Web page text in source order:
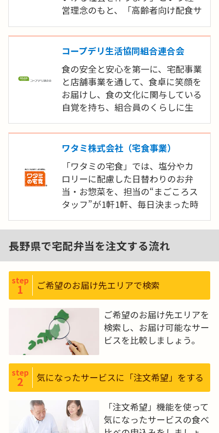
「食楽膳プラス」を販売開始してい
ます。栄養バランスは勿論、ご高齢
の方にとって食べやすい味付け、軟
らかさにこだわった商品です。
営理念のもと、「高齢者向け配食サ
供事業」といった事業を展開してま
いりました。今後も、全国のお客様
尽くしてまいります。
コープデリ生活協同組合連合会
食の安全と安心を第一に、宅配事業
と店舗事業を通して、食卓に笑顔を
お届けし、食の文化に関与している
自覚を持ち、組合員のくらしに生
組合員のくらしや地域社会で生ま
れた課題の解決に向けて、地域の団
認識し、協同して各地域で多彩な取
り組みを推進します。組合員は全世
帯の半数を超えることをめざしま
す。
時代を見据え、先進性を持ち、組
ープとして、誰にも寄り添った生協
となり、地域から“身近に生協があ
って良かった”という“頼られる存
在”をめざします。
私たちの連帯のレベルを高め、全
国の生協や行政・諸団体と連帯・
連携の輪を広げ、くらしに関わる課
題、環境・食料など地球規模・国
際的な取り組みを進め、未来の組
合員につながる協同を育んでいきま
す。
ワタミ株式会社（宅食事業）
「ワタミの宅食」では、塩分やカ
ロリーに配慮した日替わりのお弁
当・お惣菜を、担当の“まごころス
タッフ”が1軒1軒、毎日決まった時
しています。“まごころスタッフ”か
ら直接「手渡し」することで、お客
さまとのふれあいやコミュニケー
ます。毎日の食事にお困りの高齢者
の方にお食事をお届けする一方で、
まだまだ働きたいとお考えの元気
な高齢者の方にも私たちの事業に
参画していただき、一緒に高齢者の
方を支えていきたいと考えていま
す。
長野県で宅配弁当を注文する流れ
step
1 ご希望のお届け先エリアで検索
ご希望のお届け先エリアを
検索し、お届け可能なサー
ビスを比較しましょう。
step
2 気になったサービスに「注文希望」をする
「注文希望」機能を使って
気になったサービスの食べ